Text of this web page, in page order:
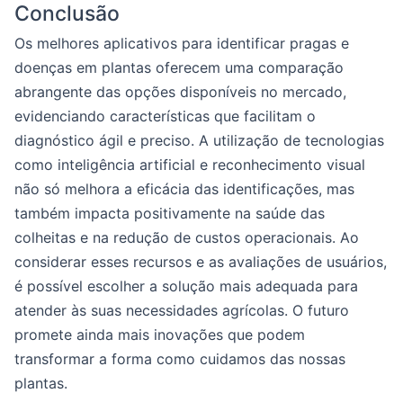
Conclusão
Os melhores aplicativos para identificar pragas e
doenças em plantas oferecem uma comparação
abrangente das opções disponíveis no mercado,
evidenciando características que facilitam o
diagnóstico ágil e preciso. A utilização de tecnologias
como inteligência artificial e reconhecimento visual
não só melhora a eficácia das identificações, mas
também impacta positivamente na saúde das
colheitas e na redução de custos operacionais. Ao
considerar esses recursos e as avaliações de usuários,
é possível escolher a solução mais adequada para
atender às suas necessidades agrícolas. O futuro
promete ainda mais inovações que podem
transformar a forma como cuidamos das nossas
plantas.